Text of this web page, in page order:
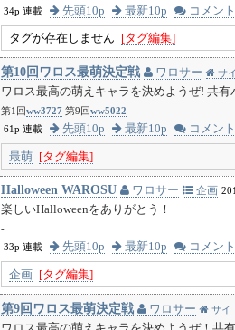
34p 連載
先頭10p 最新10p コメント
タグが存在しません [タグ編集]
第10回ワロス最萌決定戦 ワロサー サ
ワロス最高の萌えキャラを決めようぜ! 共有
第1回ww3727 第9回ww5022
61p 連載
先頭10p 最新10p コメント
最萌 [タグ編集]
Halloween WAROSU ワロサー 企画
楽しいHalloweenをありがとう！
-
33p 連載
先頭10p 最新10p コメント
企画 [タグ編集]
第9回ワロス最萌決定戦 ワロサー サイ